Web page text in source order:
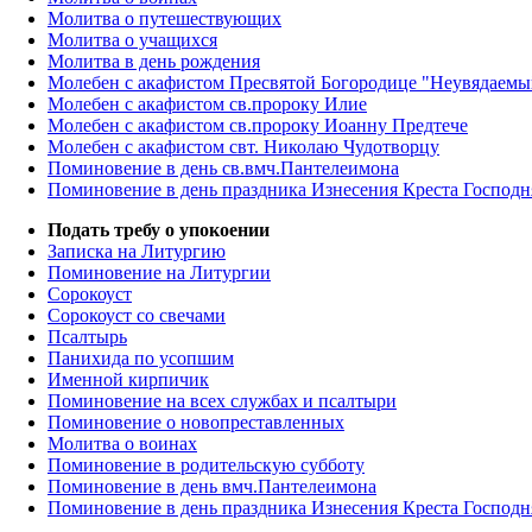
Молитва о путешествующих
Молитва о учащихся
Молитва в день рождения
Молебен с акафистом Пресвятой Богородице
Молебен с акафистом св.пророку Илие
Молебен с акафистом св.пророку Иоанну Предтече
Молебен с акафистом свт. Николаю Чудотворцу
Поминовение в день св.вмч.Пантелеимона
Поминовение в день праздника Изнесения Креста
Подать требу о упокоении
Записка на Литургию
Поминовение на Литургии
Сорокоуст
Сорокоуст со свечами
Псалтырь
Панихида по усопшим
Именной кирпичик
Поминовение на всех службах и псалтыри
Поминовение о новопреставленных
Молитва о воинах
Поминовение в родительскую субботу
Поминовение в день вмч.Пантелеимона
Поминовение в день праздника Изнесения Креста